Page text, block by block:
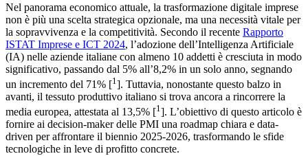
Nel panorama economico attuale, la trasformazione digitale imprese
non è più una scelta strategica opzionale, ma una necessità vitale per
la sopravvivenza e la competitività. Secondo il recente Rapporto
ISTAT Imprese e ICT 2024, l’adozione dell’Intelligenza Artificiale
(IA) nelle aziende italiane con almeno 10 addetti è cresciuta in modo
significativo, passando dal 5% all’8,2% in un solo anno, segnando
un incremento del 71% [1 ]. Tuttavia, nonostante questo balzo in
avanti, il tessuto produttivo italiano si trova ancora a rincorrere la
media europea, attestata al 13,5% [1 ]. L’obiettivo di questo articolo è
fornire ai decision-maker delle PMI una roadmap chiara e data-
driven per affrontare il biennio 2025-2026, trasformando le sfide
tecnologiche in leve di profitto concrete.